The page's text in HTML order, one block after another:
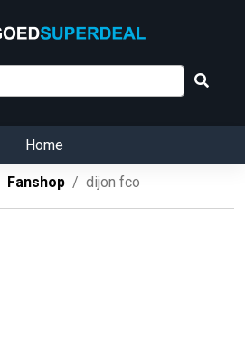
Home
Fanshop dijon fco